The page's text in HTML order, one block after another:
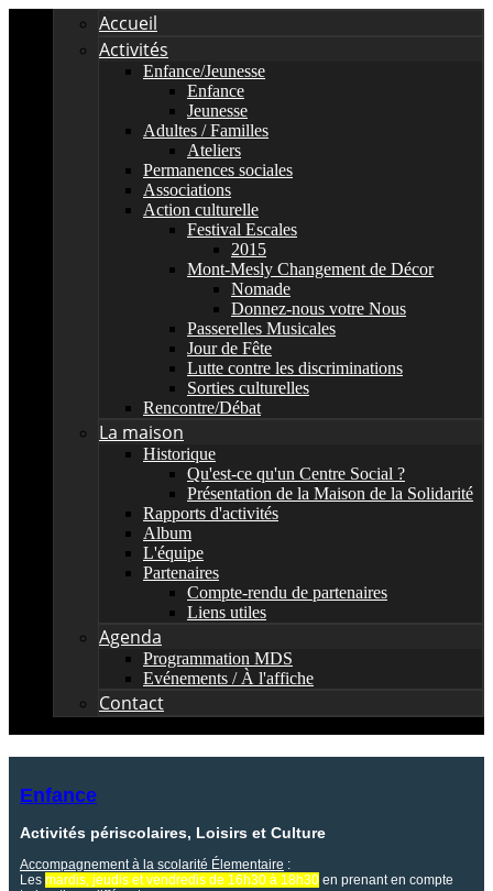
Accueil
Activités
Enfance/Jeunesse
Enfance
Jeunesse
Adultes / Familles
Ateliers
Permanences sociales
Associations
Action culturelle
Festival Escales
2015
Mont-Mesly Changement de Décor
Nomade
Donnez-nous votre Nous
Passerelles Musicales
Jour de Fête
Lutte contre les discriminations
Sorties culturelles
Rencontre/Débat
La maison
Historique
Qu'est-ce qu'un Centre Social ?
Présentation de la Maison de la Solidarité
Rapports d'activités
Album
L'équipe
Partenaires
Compte-rendu de partenaires
Liens utiles
Agenda
Programmation MDS
Evénements / À l'affiche
Contact
Enfance
Activités périscolaires, Loisirs et Culture
Accompagnement à la scolarité Élementaire :
Les mardis, jeudis et vendredis de 16h30 à 18h30 en prenant en compte